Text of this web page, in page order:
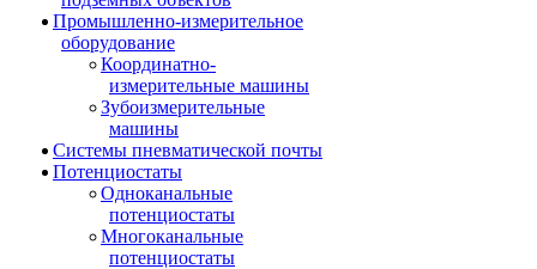
Промышленно-измерительное
оборудование
Координатно-
измерительные машины
Зубоизмерительные
машины
Системы пневматической почты
Потенциостаты
Одноканальные
потенциостаты
Многоканальные
потенциостаты